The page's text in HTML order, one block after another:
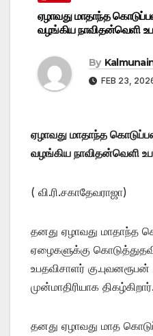
ஏழாவது மாதாந்த
வழங்கிய நாவிதன்வெளி
By
FEB 23,
ஏழாவது மாதாந்த
வழங்கிய நாவிதன்வெளி
( வி.ரி.சகாதேவராஜா)
தனது ஏழாவது மாதாந்த
ஏழைகளுக்கு
உபதவிசாளர்
முன்மாதிரியாக திகழ்கிறார்.
தனது ஏழாவது மாத